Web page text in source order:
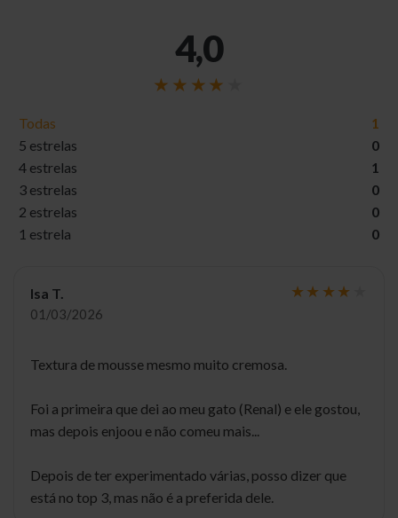
4,0
Todas
1
5 estrelas
0
4 estrelas
1
3 estrelas
0
2 estrelas
0
1 estrela
0
Isa T.
01/03/2026
Textura de mousse mesmo muito cremosa.
Foi a primeira que dei ao meu gato (Renal) e ele gostou,
mas depois enjoou e não comeu mais...
Depois de ter experimentado várias, posso dizer que
está no top 3, mas não é a preferida dele.